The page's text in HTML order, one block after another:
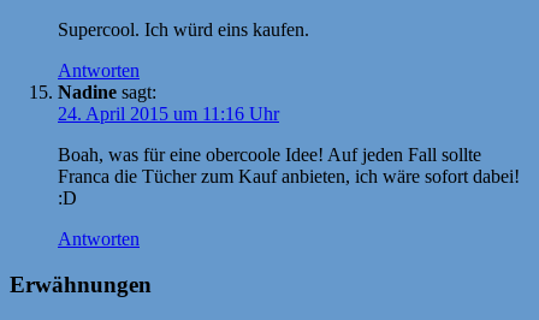
Supercool. Ich würd eins kaufen.
Antworten
Nadine sagt:
24. April 2015 um 11:16 Uhr
Boah, was für eine obercoole Idee! Auf jeden Fall sollte
Franca die Tücher zum Kauf anbieten, ich wäre sofort dabei!
:D
Antworten
Erwähnungen